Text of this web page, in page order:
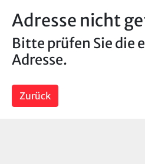
Adresse nicht
Bitte prüfen Sie die
Adresse.
Zurück